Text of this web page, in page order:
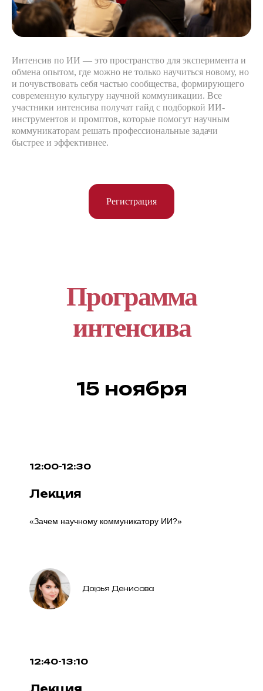
Интенсив по ИИ — это пространство для эксперимента и
обмена опытом, где можно не только научиться новому, но
и почувствовать себя частью сообщества, формирующего
современную культуру научной коммуникации. Все
участники интенсива получат гайд с подборкой ИИ-
инструментов и промптов, которые помогут научным
коммуникаторам решать профессиональные задачи
быстрее и эффективнее.
Регистрация
Программа
интенсива
15 ноября
12:00-12:30
Лекция
«Зачем научному коммуникатору ИИ?»
Дарья Денисова
12:40-13:10